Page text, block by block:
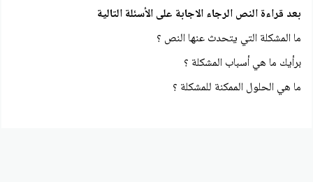
بعد قراءة النص الرجاء الاجابة على الأسئلة التالية
ما المشكلة التي يتحدث عنها النص ؟
برأيك ما هي أسباب المشكلة ؟
ما هي الحلول الممكنة للمشكلة ؟